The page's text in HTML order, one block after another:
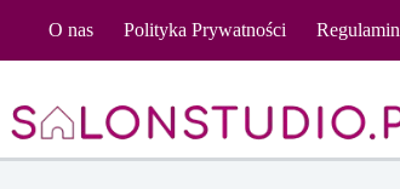
O nas Polityka Prywatności Regulamin